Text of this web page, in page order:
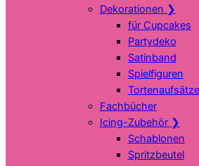
Dekorationen ❯
für Cupcakes
Partydeko
Satinband
Spielfiguren
Tortenaufsätze
Fachbücher
Icing-Zubehör ❯
Schablonen
Spritzbeutel